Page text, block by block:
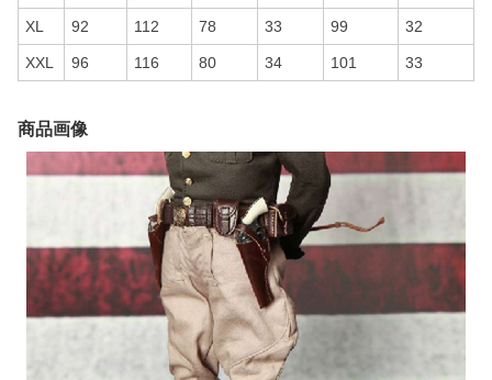
XL 92 112 78 33 99 32
XXL 96 116 80 34 101 33
商品画像